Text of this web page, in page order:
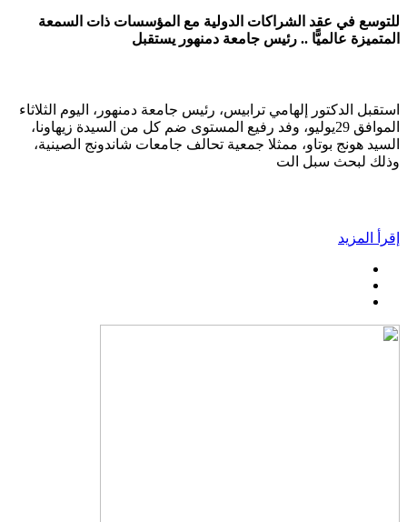
للتوسع في عقد الشراكات الدولية مع المؤسسات ذات السمعة
المتميزة عالميًّا .. رئيس جامعة دمنهور يستقبل
استقبل الدكتور إلهامي ترابيس، رئيس جامعة دمنهور، اليوم الثلاثاء
الموافق 29يوليو، وفد رفيع المستوى ضم كل من السيدة زيهاونا،
السيد هونج بوتاو، ممثلا جمعية تحالف جامعات شاندونج الصينية،
وذلك لبحث سبل الت
إقرأ المزيد